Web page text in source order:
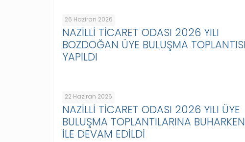
26 Haziran 2026
NAZİLLİ TİCARET ODASI 2026 YILI
BOZDOĞAN ÜYE BULUŞMA TOPLANTISI
YAPILDI
22 Haziran 2026
NAZİLLİ TİCARET ODASI 2026 YILI ÜYE
BULUŞMA TOPLANTILARINA
İLE DEVAM EDİLDİ